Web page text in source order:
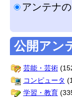
アンテナ
公開アン
芸能・芸術
コンピュータ
学習・教育